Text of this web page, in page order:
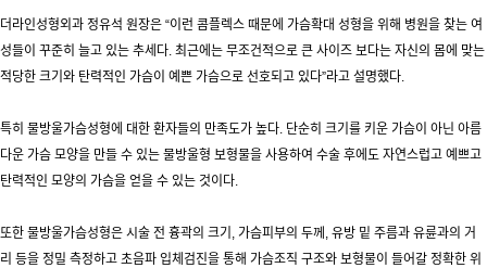
더라인성형외과 정유석 원장은 “이런 콤플렉스 때문에 가슴확대 성형을 위해 병원을 찾는 여
성들이 꾸준히 늘고 있는 추세다. 최근에는 무조건적으로 큰 사이즈 보다는 자신의 몸에 맞는
적당한 크기와 탄력적인 가슴이 예쁜 가슴으로 선호되고 있다”라고 설명했다.
특히 물방울가슴성형에 대한 환자들의 만족도가 높다. 단순히 크기를 키운 가슴이 아닌 아름
다운 가슴 모양을 만들 수 있는 물방울형 보형물을 사용하여 수술 후에도 자연스럽고 예쁘고
탄력적인 모양의 가슴을 얻을 수 있는 것이다.
또한 물방울가슴성형은 시술 전 흉곽의 크기, 가슴피부의 두께, 유방 밑 주름과 유륜과의 거
리 등을 정밀 측정하고 초음파 입체검진을 통해 가슴조직 구조와 보형물이 들어갈 정확한 위